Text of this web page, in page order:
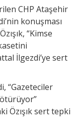
CHP Ataşehir
konuşması
“Kimse
İlgezdi’ye sert
“Gazeteciler
Özışık sert tepki